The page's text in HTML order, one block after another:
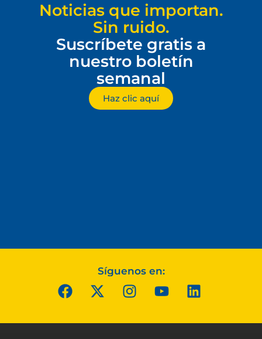
Noticias que importan.
Sin ruido.
Suscríbete gratis a
nuestro boletín
semanal
Haz clic aquí
Síguenos en: